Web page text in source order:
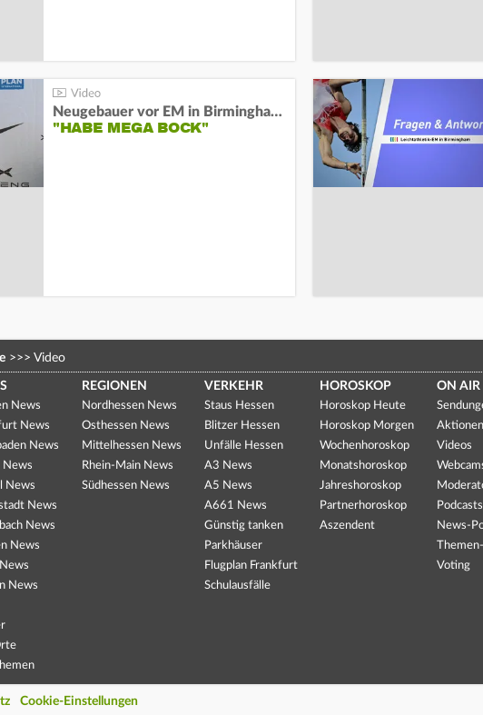
Neugebauer vor EM in Birmingham:
"HABE MEGA BOCK"
>>> Video
News
News
News
News
News
News
News
News
News
REGIONEN
Nordhessen News
Osthessen News
Mittelhessen News
Rhein-Main News
Südhessen News
VERKEHR
Staus Hessen
Blitzer Hessen
Unfälle Hessen
A3 News
A5 News
A661 News
Günstig tanken
Parkhäuser
Flugplan Frankfurt
Schulausfälle
HOROSKOP
Horoskop Heute
Horoskop Morgen
Wochenhoroskop
Monatshoroskop
Jahreshoroskop
Partnerhoroskop
Aszendent
ON AIR
Aktionen
Videos
Podcasts
News-
Voting
Cookie-Einstellungen